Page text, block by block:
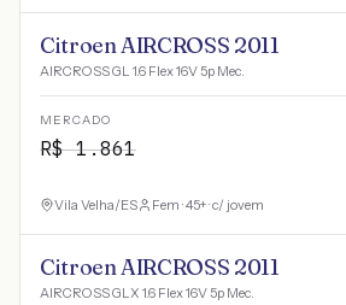
Citroen AIRCROSS 2011
AIRCROSS GL 1.6 Flex 16V 5p Mec.
MERCADO
R$1.861
Vila Velha/ES Fem · 45+ · c/ jovem
Citroen AIRCROSS 2011
AIRCROSS GLX 1.6 Flex 16V 5p Mec.